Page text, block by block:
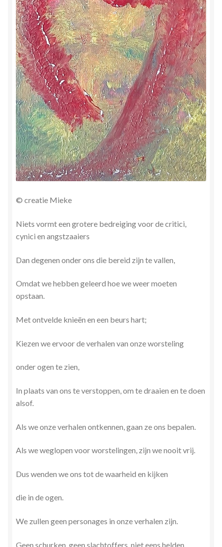
Nieuw boek ‘Pareltjes in de Oceaan.’ Meditatieve haiku’s
in woord en beeld
Priesteressen van Isis- Hal der Zuilen
Privacybeleid
Stress en Burn-out Coaching
Tarot
Transactionele Analyse
Tweelingvlam
Webshop
Wie ben ik
Winkel
© creatie Mieke
Niets vormt een grotere bedreiging voor de critici,
cynici en angstzaaiers
Dan degenen onder ons die bereid zijn te vallen,
Omdat we hebben geleerd hoe we weer moeten
opstaan.
Met ontvelde knieën en een beurs hart;
Kiezen we ervoor de verhalen van onze worsteling
onder ogen te zien,
In plaats van ons te verstoppen, om te draaien en te doen
alsof.
Als we onze verhalen ontkennen, gaan ze ons bepalen.
Als we weglopen voor worstelingen, zijn we nooit vrij.
Dus wenden we ons tot de waarheid en kijken
die in de ogen.
We zullen geen personages in onze verhalen zijn.
Geen schurken, geen slachtoffers, niet eens helden.